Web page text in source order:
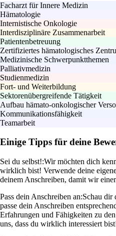
Facharzt für Innere Medizin
Hämatologie
Internistische Onkologie
Interdisziplinäre Zusammenarbeit
Patientenbetreuung
Zertifiziertes hämatologisches
Medizinische Schwerpunktthemen
Palliativmedizin
Studienmedizin
Fort- und Weiterbildung
Sektorenübergreifende Tätigkeit
Aufbau hämato-onkologischer
Kommunikationsfähigkeit
Teamarbeit
Einige Tipps für deine
Sei du selbst!:Wir möchten dich
wirklich bist! Verwende deine
deinem Anschreiben, damit wir
Pass dein Anschreiben an:Schau dir
passe dein Anschreiben
Erfahrungen und Fähigkeiten zu
uns, dass du wirklich interessiert